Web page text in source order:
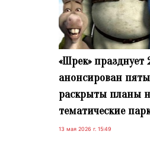
«Шрек» празднует
анонсирован
раскрыты планы
тематические
13 мая 2026 г. 15:49